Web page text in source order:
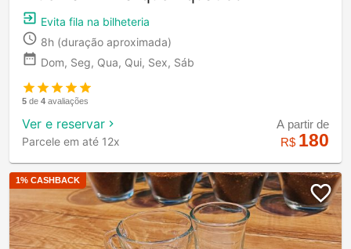
Evita fila na bilheteria
8h (duração aproximada)
Dom, Seg, Qua, Qui, Sex, Sáb
5 de 4 avaliações
Ver e reservar
Parcele em até 12x
A partir de
R$ 180
1% CASHBACK